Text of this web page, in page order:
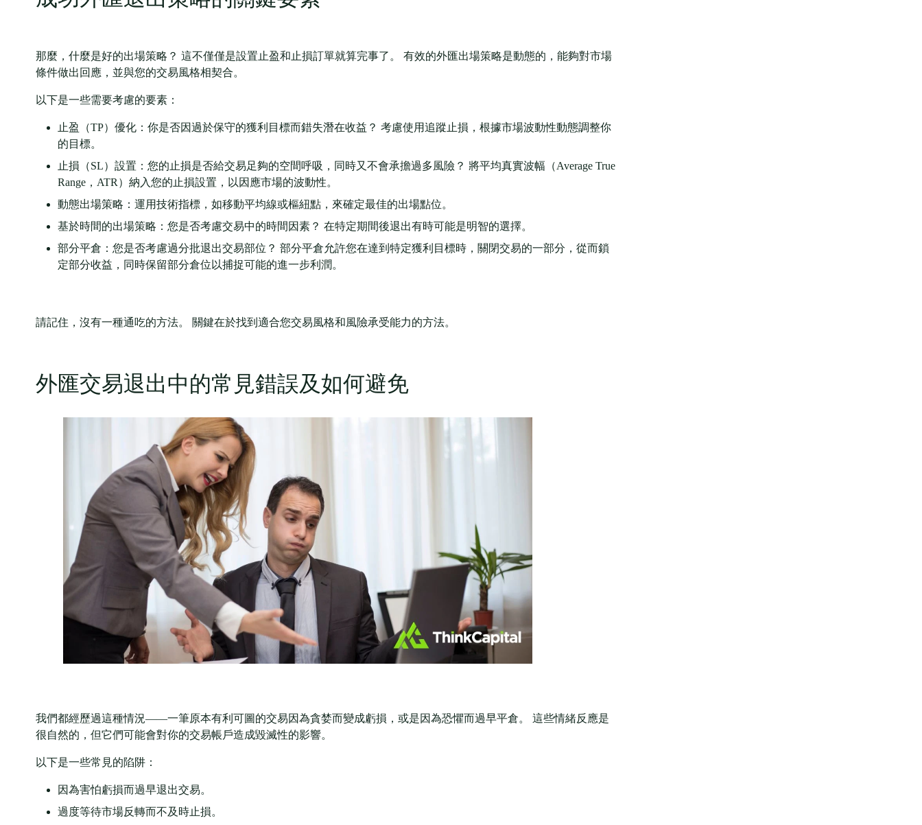
那麼，什麼是好的出場策略？ 這不僅僅是設置止盈和止損訂單就算完事了。 有效的外匯出場策略是動態的，能夠對市場
條件做出回應，並與您的交易風格相契合。
以下是一些需要考慮的要素：
止盈（TP）優化：你是否因過於保守的獲利目標而錯失潛在收益？ 考慮使用追蹤止損，根據市場波動性動態調整你
的目標。
止損（SL）設置：您的止損是否給交易足夠的空間呼吸，同時又不會承擔過多風險？ 將平均真實波幅（Average True
Range，ATR）納入您的止損設置，以因應市場的波動性。
動態出場策略：運用技術指標，如移動平均線或樞紐點，來確定最佳的出場點位。
基於時間的出場策略：您是否考慮交易中的時間因素？ 在特定期間後退出有時可能是明智的選擇。
部分平倉：您是否考慮過分批退出交易部位？ 部分平倉允許您在達到特定獲利目標時，關閉交易的一部分，從而鎖
定部分收益，同時保留部分倉位以捕捉可能的進一步利潤。
請記住，沒有一種通吃的方法。 關鍵在於找到適合您交易風格和風險承受能力的方法。
外匯交易退出中的常見錯誤及如何避免
我們都經歷過這種情況——一筆原本有利可圖的交易因為貪婪而變成虧損，或是因為恐懼而過早平倉。 這些情緒反應是
很自然的，但它們可能會對你的交易帳戶造成毀滅性的影響。
以下是一些常見的陷阱：
因為害怕虧損而過早退出交易。
過度等待市場反轉而不及時止損。